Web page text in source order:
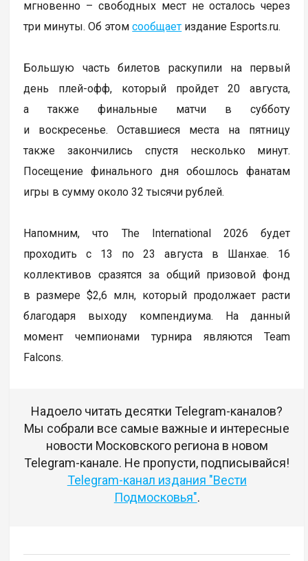
мгновенно – свободных мест не осталось через
три минуты. Об этомсообщает издание Esports.ru.
Большую часть билетов раскупили на первый
день плей-офф, который пройдет 20 августа,
а также финальные матчи в субботу
и воскресенье. Оставшиеся места на пятницу
также закончились спустя несколько минут.
Посещение финального дня обошлось фанатам
игры в сумму около 32 тысячи рублей.
Напомним, что The International 2026 будет
проходить с 13 по 23 августа в Шанхае. 16
коллективов сразятся за общий призовой фонд
в размере $2,6 млн, который продолжает расти
благодаря выходу компендиума. На данный
момент чемпионами турнира являются Team
Falcons.
Надоело читать десятки Telegram-каналов?
Мы собрали все самые важные и интересные
новости Московского региона в новом
Telegram-канале. Не пропусти, подписывайся!
Telegram-канал издания "Вести
Подмосковья".